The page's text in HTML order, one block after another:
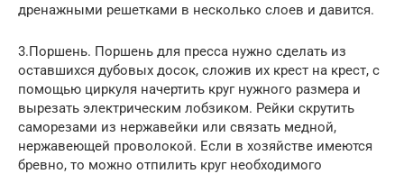
дренажными решетками в несколько слоев и давится.
3.Поршень. Поршень для пресса нужно сделать из
оставшихся дубовых досок, сложив их крест на крест, с
помощью циркуля начертить круг нужного размера и
вырезать электрическим лобзиком. Рейки скрутить
саморезами из нержавейки или связать медной,
нержавеющей проволокой. Если в хозяйстве имеются
бревно, то можно отпилить круг необходимого